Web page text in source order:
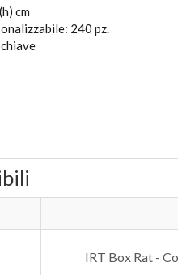
cm
240 pz.
IRT Box Rat -